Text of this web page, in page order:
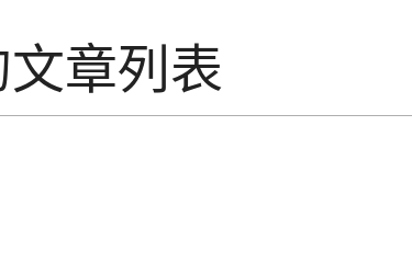
章列表